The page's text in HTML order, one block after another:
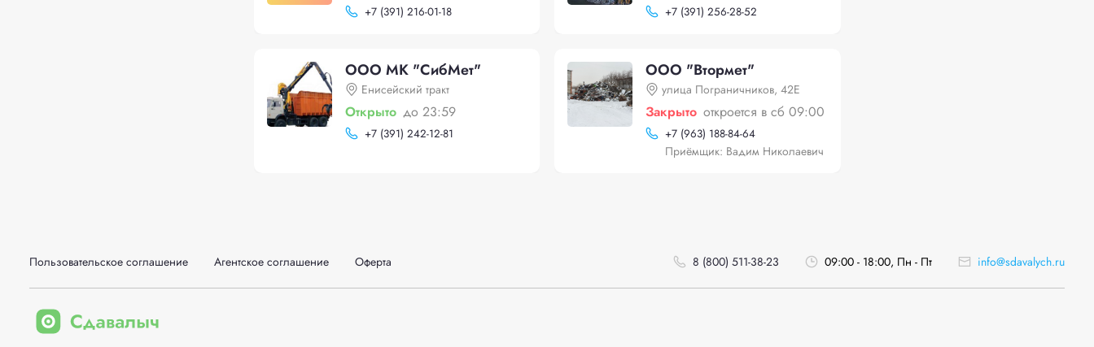
+7 (391) 216-01-18 +7 (391) 256-28-52
ООО МK "СибМет"
Енисейский тракт
Открыто до 23:59
+7 (391) 242-12-81
ООО "Втормет"
улица Пограничников, 42Е
Закрыто откроется в сб 09:00
+7 (963) 188-84-64
Приёмщик: Вадим Николаевич
Пользовательское соглашение Агентское соглашение Оферта 8 (800) 511-38-23 09:00 - 18:00, Пн - Пт info@sdavalych.ru